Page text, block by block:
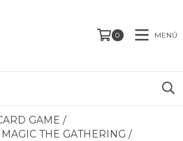
0 MENÚ
GAME /
MAGIC THE GATHERING /